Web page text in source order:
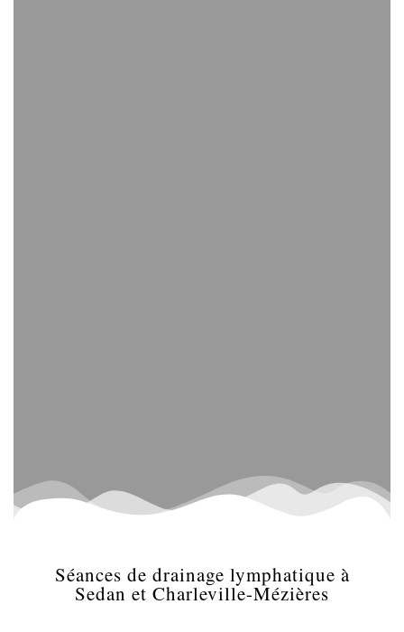
Séances de drainage lymphatique à
Sedan et Charleville-Mézières